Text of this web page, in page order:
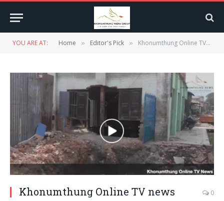
YOU ARE AT: Home » Editor's Pick » Khonumthung Online TV news
Khonumthung Online TV news 0